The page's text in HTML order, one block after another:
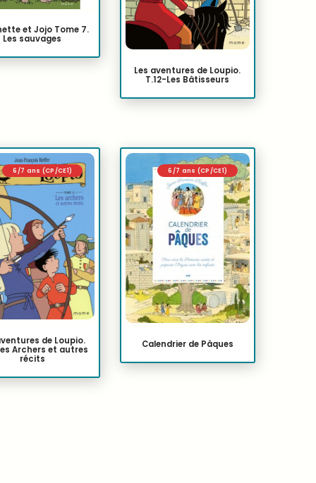
et Jojo Tome 7.
Les sauvages
Les aventures de Loupio.
T.12-Les Bâtisseurs
6/7 ans (CP/CE1)
de Loupio.
Archers et autres
récits
6/7 ans (CP/CE1)
Calendrier de Pâques